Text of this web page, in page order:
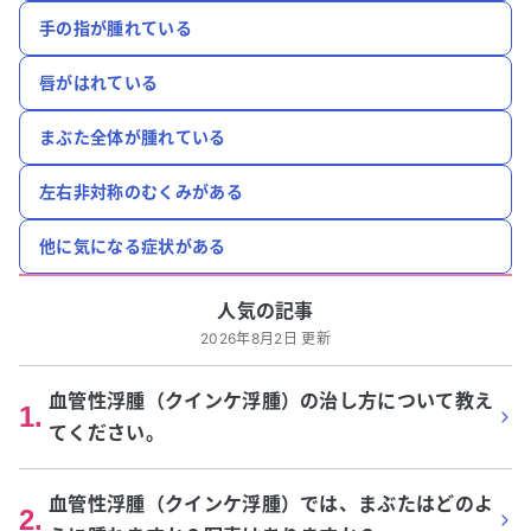
手の指が腫れている
唇がはれている
まぶた全体が腫れている
左右非対称のむくみがある
他に気になる症状がある
人気の記事
2026年8月2日 更新
1. 血管性浮腫（クインケ浮腫）の治し方について教え
てください。
2. 血管性浮腫（クインケ浮腫）では、まぶたはどのよ